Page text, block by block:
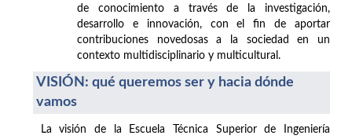
de conocimiento a través de la investigación,
desarrollo e innovación, con el fin de aportar
contribuciones novedosas a la sociedad en un
contexto multidisciplinario y multicultural.
VISIÓN: qué queremos ser y hacia dónde
vamos
La visión de la Escuela Técnica Superior de Ingeniería